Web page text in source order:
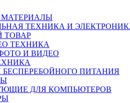
МАТЕРИАЛЫ
ТЕХНИКА И
ТОВАР
ТЕХНИКА
И ВИДЕО
ПИТАНИЯ
ДЛЯ КОМПЬЮТЕРОВ